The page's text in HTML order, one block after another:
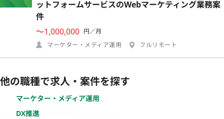
ットフォームサービスのWebマーケティング業務案
件
〜1,000,000 円／月
マーケター・メディア運用
フルリモート
他の職種で求人・案件を探す
マーケター・メディア運用
DX推進